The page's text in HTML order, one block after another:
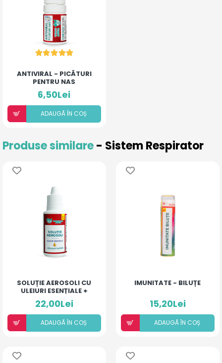
ANTIVIRAL - PICĂTURI
PENTRU NAS
6,50Lei
ADAUGÃ ÎN COȘ
Produse similare- Sistem Respirator
SOLUȚIE AEROSOLI CU
ULEIURI ESENȚIALE +
DEXAMETAZONĂ
22,00Lei
ADAUGÃ ÎN COȘ
IMUNITATE - BILUȚE
15,20Lei
ADAUGÃ ÎN COȘ